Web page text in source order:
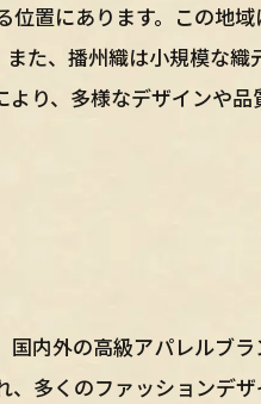
置にあります。この地
た、播州織は小規模な
り、多様なデザインや
内外の高級アパレルブ
多くのファッションデ